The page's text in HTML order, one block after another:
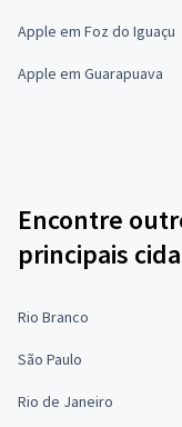
Apple em Foz do Iguaçu
Apple em Guarapuava
Encontre
principais
Rio Branco
São Paulo
Rio de Janeiro